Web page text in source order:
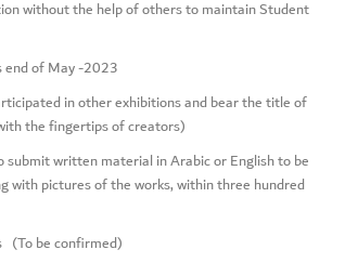
without the help of others to maintain Student
end of May -2023
in other exhibitions and bear the title of
the fingertips of creators)
written material in Arabic or English to be
with pictures of the works, within three hundred
(To be confirmed)